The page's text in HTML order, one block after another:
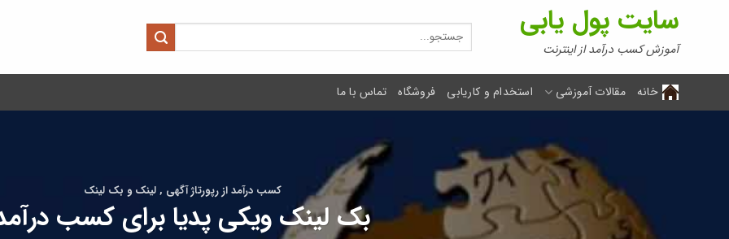
سایت پول یابی
آموزش کسب درآمد از اینترنت
جستجو
برای:
خانه مقالات آموزشی استخدام و کاریابی فروشگاه تماس با ما
کسب درآمد از رپورتاژ آگهی , لینک و بک لینک
بک لینک ویکی پدیا برای کسب